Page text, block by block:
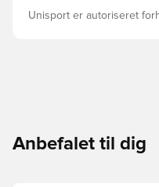
Unisport er autoriseret
Anbefalet til dig